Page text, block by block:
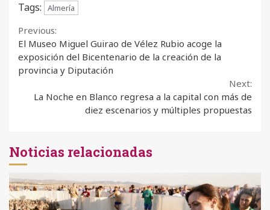
Tags: Almería
Continue
Reading
Previous:
El Museo Miguel Guirao de Vélez Rubio acoge la
exposición del Bicentenario de la creación de la
provincia y Diputación
Next:
La Noche en Blanco regresa a la capital con más de
diez escenarios y múltiples propuestas
Noticias relacionadas